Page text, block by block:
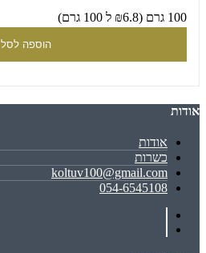
100 גרם (₪6.8 ל 100 גרם)
הוספה לסל
אודות
אודות
כשרות
koltuv100@gmail.com
054-6545108